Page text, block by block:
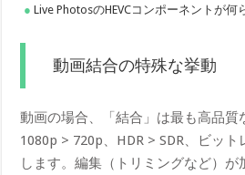
Live PhotosのHEVCコンポーネントが何
動画結合の特殊な挙動
動画の場合、「結合」は最も高品質
1080p > 720p、HDR > SDR、ビッ
します。編集（トリミングなど）が